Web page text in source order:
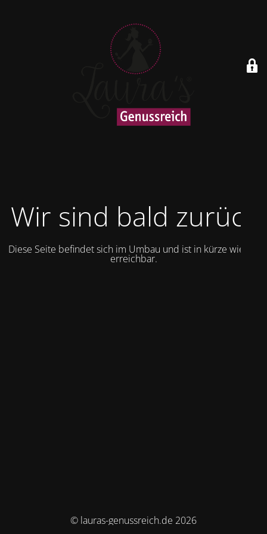
Wir sind bald zurück
Diese Seite befindet sich im Umbau und ist in kürze wieder
erreichbar.
© lauras-genussreich.de 2026